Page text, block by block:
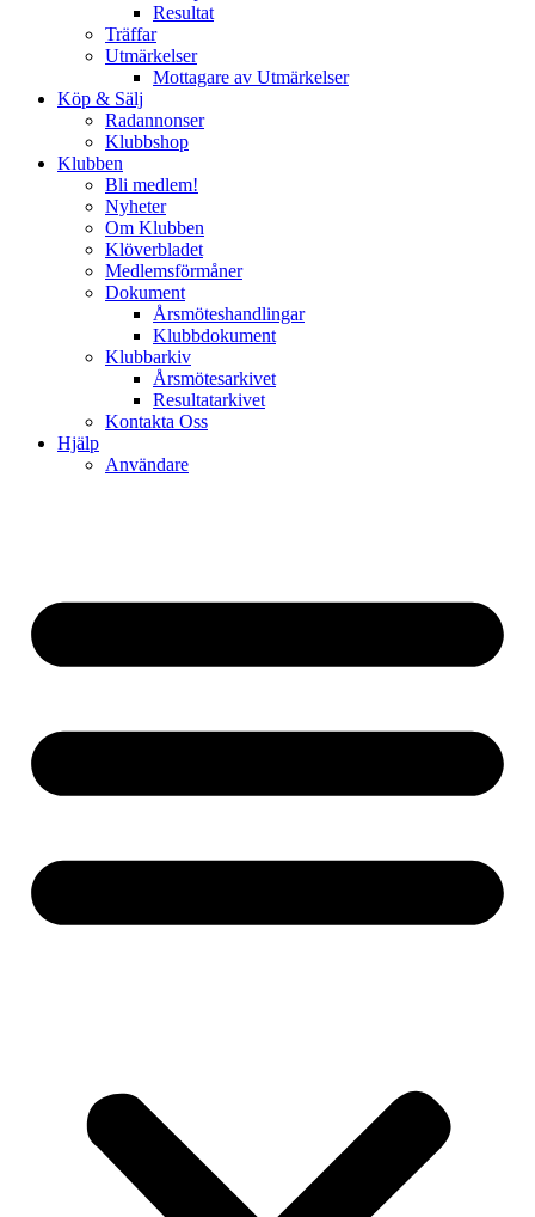
Resultat
Träffar
Utmärkelser
Mottagare av Utmärkelser
Köp & Sälj
Radannonser
Klubbshop
Klubben
Bli medlem!
Nyheter
Om Klubben
Klöverbladet
Medlemsförmåner
Dokument
Årsmöteshandlingar
Klubbdokument
Klubbarkiv
Årsmötesarkivet
Resultatarkivet
Kontakta Oss
Hjälp
Användare